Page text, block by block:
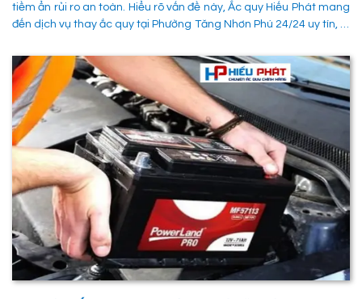
tiềm ẩn rủi ro an toàn. Hiểu rõ vấn đề này, Ắc quy Hiếu Phát mang
đến dịch vụ thay ắc quy tại Phường Tăng Nhơn Phú 24/24 uy tín, là
bảo an toàn cho các phường tiện và tiết kiệm thời gian cho người
sử dụng. 1. Các phương pháp khắc phục sự cố khi ắc quy hỏng tại
Phường Tăng Nhơn Phú Quận 9 Khi xe không thể khởi động do vấn
đề về điện, có rất nhiều ng